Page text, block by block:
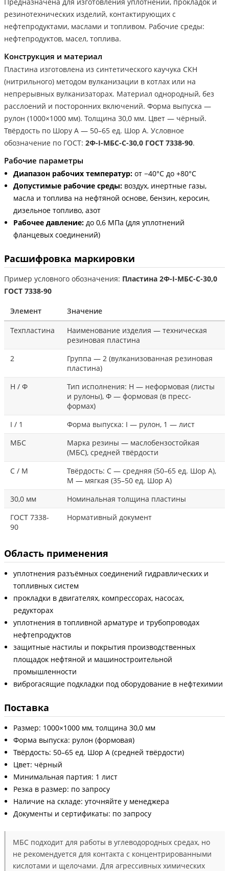
резинотехнических изделий, контактирующих с
нефтепродуктами, маслами и топливом. Рабочие среды:
нефтепродуктов, масел, топлива.
Конструкция и материал
Пластина изготовлена из синтетического каучука СКН
(нитрильного) методом вулканизации в котлах или на
непрерывных вулканизаторах. Материал однородный, без
расслоений и посторонних включений. Форма выпуска —
рулон (1000×1000 мм). Толщина 30,0 мм. Цвет — чёрный.
Твёрдость по Шору А — 50–65 ед. Шор А. Условное
обозначение по ГОСТ: 2Ф-I-МБС-С-30,0 ГОСТ 7338-90.
Рабочие параметры
Диапазон рабочих температур: от −40°С до +80°С
Допустимые рабочие среды: воздух, инертные газы,
масла и топлива на нефтяной основе, бензин, керосин,
дизельное топливо, азот
Рабочее давление: до 0,6 МПа (для уплотнений
фланцевых соединений)
Расшифровка маркировки
Пример условного обозначения: Пластина 2Ф-I-МБС-С-30,0
ГОСТ 7338-90
Элемент
Значение
Техпластина
Наименование изделия — техническая
резиновая пластина
2
Группа — 2 (вулканизованная резиновая
пластина)
Н / Ф
Тип исполнения: Н — неформовая (листы
и рулоны), Ф — формовая (в пресс-
формах)
I / 1
Форма выпуска: I — рулон, 1 — лист
МБС
Марка резины — маслобензостойкая
(МБС), средней твёрдости
С / М
Твёрдость: С — средняя (50–65 ед. Шор А),
М — мягкая (35–50 ед. Шор А)
30,0 мм
Номинальная толщина пластины
ГОСТ 7338-
90
Нормативный документ
Область применения
уплотнения разъёмных соединений гидравлических и
топливных систем
прокладки в двигателях, компрессорах, насосах,
редукторах
уплотнения в топливной арматуре и трубопроводах
нефтепродуктов
защитные настилы и покрытия производственных
площадок нефтяной и машиностроительной
промышленности
виброгасящие подкладки под оборудование в нефтехимии
Поставка
Размер: 1000×1000 мм, толщина 30,0 мм
Форма выпуска: рулон (формовая)
Твёрдость: 50–65 ед. Шор А (средней твёрдости)
Цвет: чёрный
Минимальная партия: 1 лист
Резка в размер: по запросу
Наличие на складе: уточняйте у менеджера
Документы и сертификаты: по запросу
МБС подходит для работы в углеводородных средах, но
не рекомендуется для контакта с концентрированными
кислотами и щелочами. Для агрессивных химических